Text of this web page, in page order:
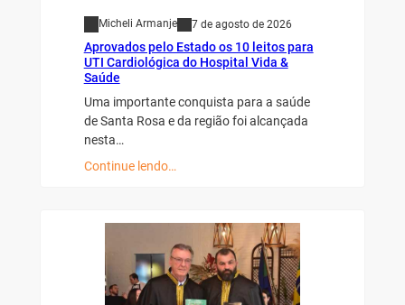
Micheli Armanje 7 de agosto de 2026
Aprovados pelo Estado os 10 leitos para
UTI Cardiológica do Hospital Vida &
Saúde
Uma importante conquista para a saúde
de Santa Rosa e da região foi alcançada
nesta…
Continue lendo…